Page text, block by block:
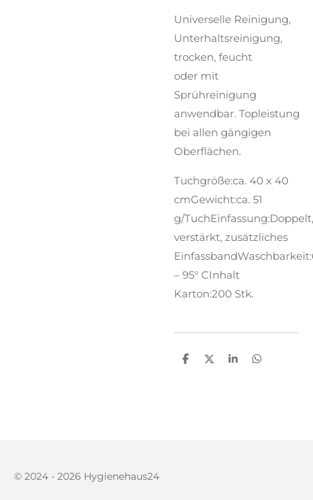
Universelle Reinigung,
Unterhaltsreinigung,
trocken, feucht
oder mit
Sprühreinigung
anwendbar. Topleistung
bei allen gängigen
Oberflächen.
Tuchgröße:ca. 40 x 40
cmGewicht:ca. 51
g/TuchEinfassung:Doppelt,
verstärkt, zusätzliches
– 95° CInhalt
Karton:200 Stk.
T
T
T
T
© 2024 - 2026 Hygienehaus24